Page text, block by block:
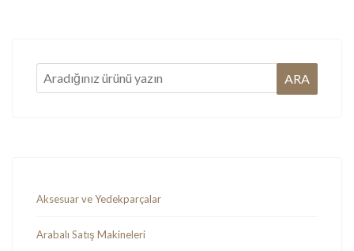
Aksesuar ve Yedekparçalar
Arabalı Satış Makineleri